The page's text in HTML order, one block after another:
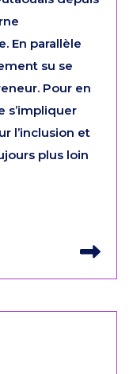
En parallèle
su se
Pour en
s’impliquer
l’inclusion et
plus loin